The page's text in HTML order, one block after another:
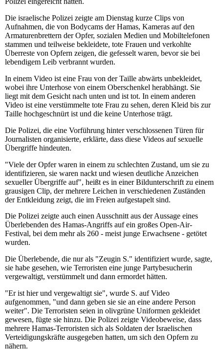
Die israelische Polizei zeigte am Dienstag kurze Clips von
Aufnahmen, die von Bodycams der Hamas, Kameras auf den
Armaturenbrettern der Opfer, sozialen Medien und Mobiltelefonen
stammen und teilweise bekleidete, tote Frauen und verkohlte
Überreste von Opfern zeigen, die gefesselt waren, bevor sie bei
lebendigem Leib verbrannt wurden.
In einem Video ist eine Frau von der Taille abwärts unbekleidet,
wobei ihre Unterhose von einem Oberschenkel herabhängt. Sie
liegt mit dem Gesicht nach unten und ist tot. In einem anderen
Video ist eine verstümmelte tote Frau zu sehen, deren Kleid bis zur
Taille hochgeschnürt ist und die keine Unterhose trägt.
Die Polizei, die eine Vorführung hinter verschlossenen Türen für
Journalisten organisierte, erklärte, dass diese Videos auf sexuelle
Übergriffe hindeuten.
"Viele der Opfer waren in einem zu schlechten Zustand, um sie zu
identifizieren, sie waren nackt und wiesen deutliche Anzeichen
sexueller Übergriffe auf", heißt es in einer Bildunterschrift zu einem
grausigen Clip, der mehrere Leichen in verschiedenen Zuständen
der Entkleidung zeigt, die im Freien aufgestapelt sind.
Die Polizei zeigte auch einen Ausschnitt aus der Aussage eines
Überlebenden des Hamas-Angriffs auf ein großes Open-Air-
Festival, bei dem mehr als 260 - meist junge Erwachsene - getötet
wurden.
Die Überlebende, die nur als "Zeugin S." identifiziert wurde, sagte,
sie habe gesehen, wie Terroristen eine junge Partybesucherin
vergewaltigt, verstümmelt und dann ermordet hätten.
"Er ist hier und vergewaltigt sie", wurde S. auf Video
aufgenommen, "und dann geben sie sie an eine andere Person
weiter". Die Terroristen seien in olivgrüne Uniformen gekleidet
gewesen, fügte sie hinzu. Die Polizei zeigte Videobeweise, dass
mehrere Hamas-Terroristen sich als Soldaten der Israelischen
Verteidigungskräfte ausgegeben hatten, um sich den Opfern zu
nähern.